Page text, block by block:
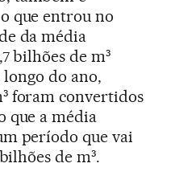
que entrou no
da média
bilhões de m³
longo do ano,
foram convertidos
que a média
período que vai
de m³.